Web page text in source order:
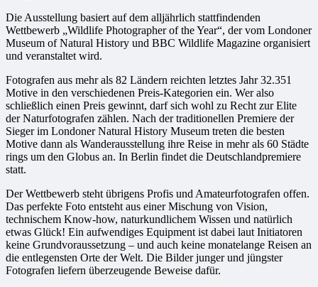
Die Ausstellung basiert auf dem alljährlich stattfindenden
Wettbewerb „Wildlife Photographer of the Year“, der vom Londoner
Museum of Natural History und BBC Wildlife Magazine organisiert
und veranstaltet wird.
Fotografen aus mehr als 82 Ländern reichten letztes Jahr 32.351
Motive in den verschiedenen Preis-Kategorien ein. Wer also
schließlich einen Preis gewinnt, darf sich wohl zu Recht zur Elite
der Naturfotografen zählen. Nach der traditionellen Premiere der
Sieger im Londoner Natural History Museum treten die besten
Motive dann als Wanderausstellung ihre Reise in mehr als 60 Städte
rings um den Globus an. In Berlin findet die Deutschlandpremiere
statt.
Der Wettbewerb steht übrigens Profis und Amateurfotografen offen.
Das perfekte Foto entsteht aus einer Mischung von Vision,
technischem Know-how, naturkundlichem Wissen und natürlich
etwas Glück! Ein aufwendiges Equipment ist dabei laut Initiatoren
keine Grundvoraussetzung – und auch keine monatelange Reisen an
die entlegensten Orte der Welt. Die Bilder junger und jüngster
Fotografen liefern überzeugende Beweise dafür.